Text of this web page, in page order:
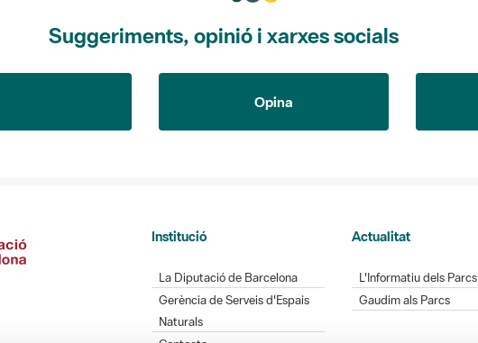
Suggeriments, opinió i xarxes socials
Opina
Institució
La Diputació de Barcelona
Gerència de Serveis d'Espais
Naturals
Actualitat
L'Informatiu dels Parcs
Gaudim als Parcs